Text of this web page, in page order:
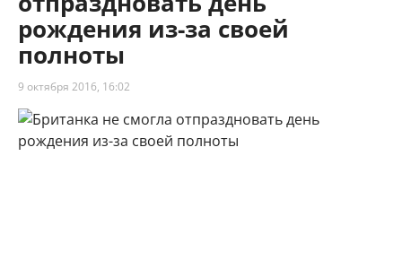
рождения из-за своей
полноты
9 октября 2016, 16:02